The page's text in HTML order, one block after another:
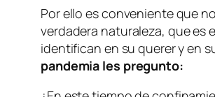
Por ello es conveniente que
verdadera naturaleza, que es
identifican en su querer y en
pandemia les pregunto: